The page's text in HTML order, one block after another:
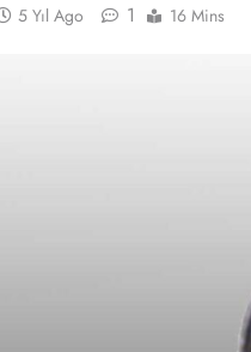
5 Yıl Ago 1 16 Mins